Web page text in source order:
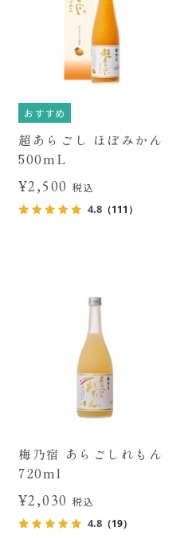
おすすめ
超あらごし ほぼみかん
500mL
¥2,500 税込
4.8 （111）
梅乃宿 あらごしれもん
720ml
¥2,030 税込
4.8 （19）